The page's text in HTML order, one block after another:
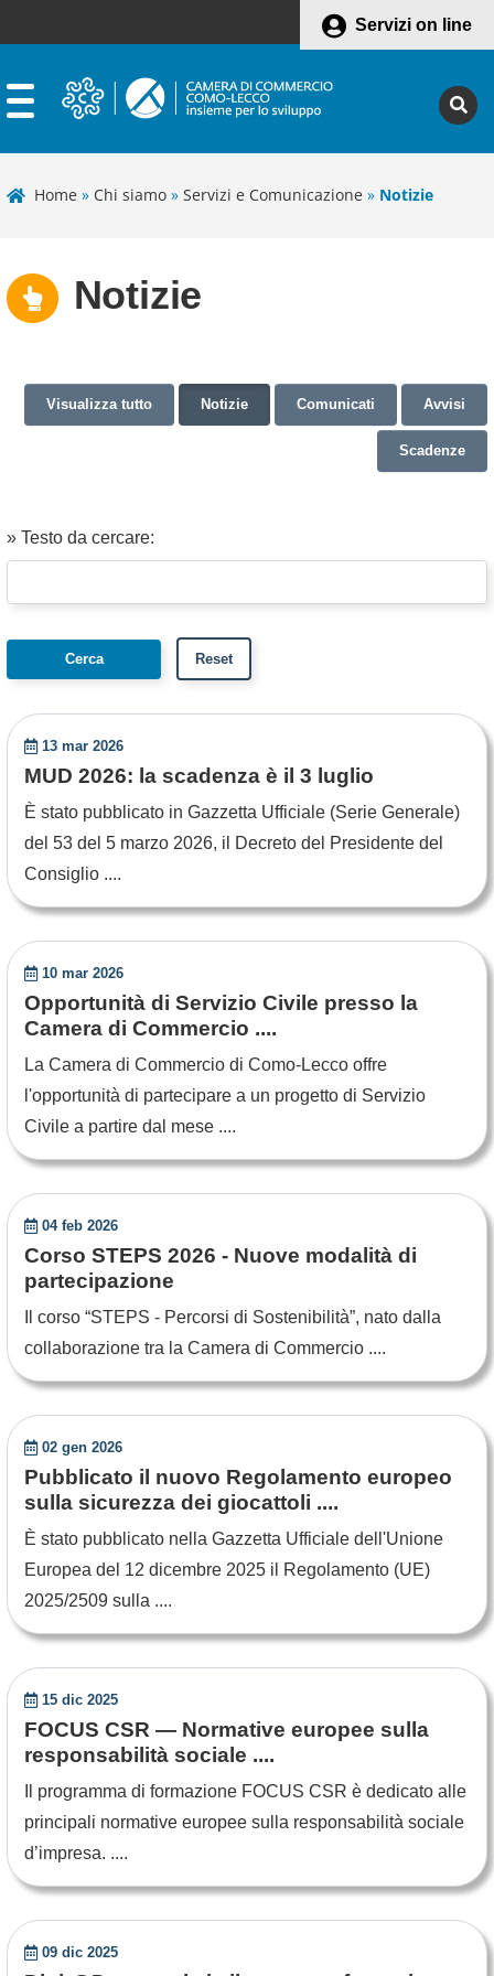
Servizi on line
Home » Chi siamo » Servizi e Comunicazione » Notizie
Notizie
Visualizza tutto Notizie Comunicati Avvisi
Scadenze
» Testo da cercare:
13 mar 2026
MUD 2026: la scadenza è il 3 luglio
È stato pubblicato in Gazzetta Ufficiale (Serie Generale)
del 53 del 5 marzo 2026, il Decreto del Presidente del
Consiglio ....
10 mar 2026
Opportunità di Servizio Civile presso la
Camera di Commercio ....
La Camera di Commercio di Como-Lecco offre
l'opportunità di partecipare a un progetto di Servizio
Civile a partire dal mese ....
04 feb 2026
Corso STEPS 2026 - Nuove modalità di
partecipazione
Il corso “STEPS - Percorsi di Sostenibilità”, nato dalla
collaborazione tra la Camera di Commercio ....
02 gen 2026
Pubblicato il nuovo Regolamento europeo
sulla sicurezza dei giocattoli ....
È stato pubblicato nella Gazzetta Ufficiale dell'Unione
Europea del 12 dicembre 2025 il Regolamento (UE)
2025/2509 sulla ....
15 dic 2025
FOCUS CSR — Normative europee sulla
responsabilità sociale ....
Il programma di formazione FOCUS CSR è dedicato alle
principali normative europee sulla responsabilità sociale
d’impresa. ....
09 dic 2025